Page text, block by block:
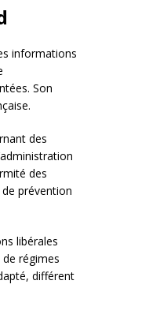
informations
Son
des
des
prévention
libérales
régimes
différent